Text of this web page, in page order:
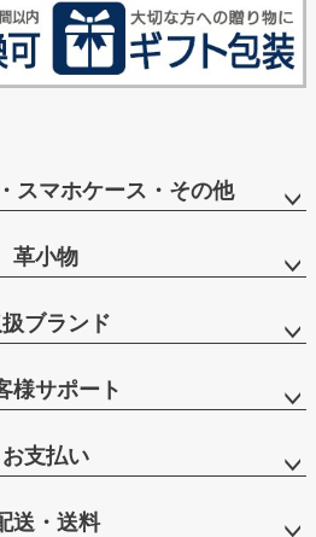
スマホケース・その他
革小物
ブランド
様サポート
お支払い
送・送料